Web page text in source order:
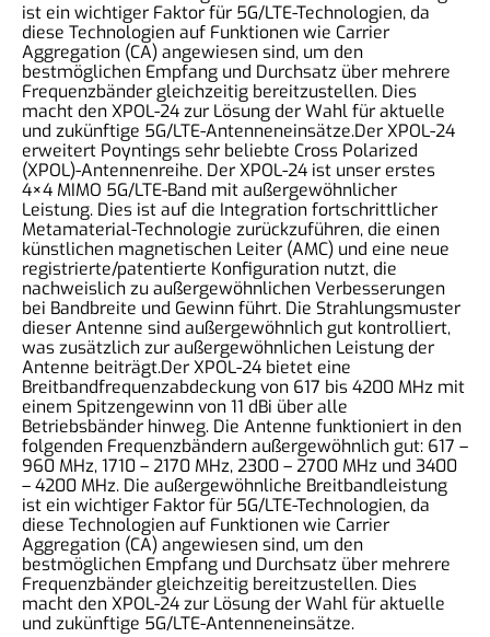
ist ein wichtiger Faktor für 5G/LTE-Technologien, da
diese Technologien auf Funktionen wie Carrier
Aggregation (CA) angewiesen sind, um den
bestmöglichen Empfang und Durchsatz über mehrere
Frequenzbänder gleichzeitig bereitzustellen. Dies
macht den XPOL-24 zur Lösung der Wahl für aktuelle
und zukünftige 5G/LTE-Antenneneinsätze.Der XPOL-24
erweitert Poyntings sehr beliebte Cross Polarized
(XPOL)-Antennenreihe. Der XPOL-24 ist unser erstes
4×4 MIMO 5G/LTE-Band mit außergewöhnlicher
Leistung. Dies ist auf die Integration fortschrittlicher
Metamaterial-Technologie zurückzuführen, die einen
künstlichen magnetischen Leiter (AMC) und eine neue
registrierte/patentierte Konfiguration nutzt, die
nachweislich zu außergewöhnlichen Verbesserungen
bei Bandbreite und Gewinn führt. Die Strahlungsmuster
dieser Antenne sind außergewöhnlich gut kontrolliert,
was zusätzlich zur außergewöhnlichen Leistung der
Antenne beiträgt.Der XPOL-24 bietet eine
Breitbandfrequenzabdeckung von 617 bis 4200 MHz mit
einem Spitzengewinn von 11 dBi über alle
Betriebsbänder hinweg. Die Antenne funktioniert in den
folgenden Frequenzbändern außergewöhnlich gut: 617 –
960 MHz, 1710 – 2170 MHz, 2300 – 2700 MHz und 3400
– 4200 MHz. Die außergewöhnliche Breitbandleistung
ist ein wichtiger Faktor für 5G/LTE-Technologien, da
diese Technologien auf Funktionen wie Carrier
Aggregation (CA) angewiesen sind, um den
bestmöglichen Empfang und Durchsatz über mehrere
Frequenzbänder gleichzeitig bereitzustellen. Dies
macht den XPOL-24 zur Lösung der Wahl für aktuelle
und zukünftige 5G/LTE-Antenneneinsätze.